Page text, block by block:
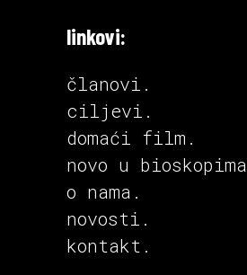
linkovi:
članovi.
ciljevi.
domaći film .
novo u bioskopima
o nama.
novosti.
kontakt.